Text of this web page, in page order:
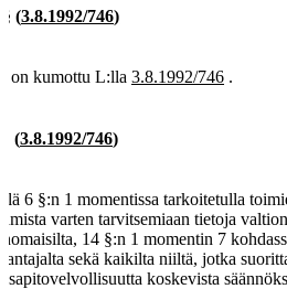
(3.8.1992/746)
on kumottu L:lla 3.8.1992/746 .
(3.8.1992/746)
6 §:n 1 momentissa tarkoitetulla
varten tarvitsemiaan tietoja
14 §:n 1 momentin 7
sekä kaikilta niiltä, jotka
koskevista